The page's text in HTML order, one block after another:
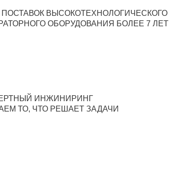
ВЫСОКОТЕХНОЛОГИЧЕСКОГО
ОБОРУДОВАНИЯ БОЛЕЕ 7 ЛЕТ
ИНЖИНИРИНГ
ТО, ЧТО РЕШАЕТ ЗАДАЧИ